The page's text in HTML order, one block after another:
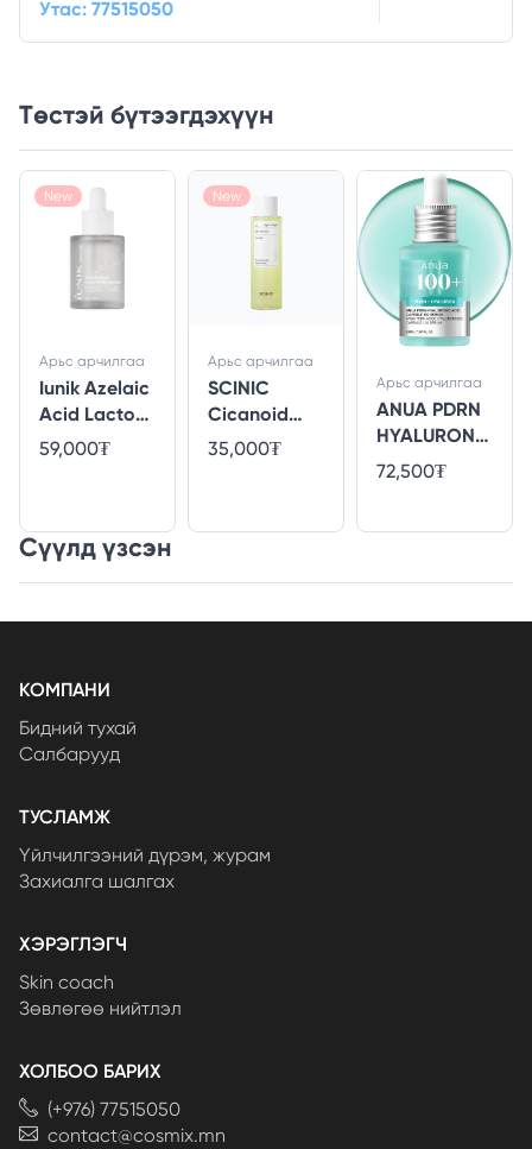
Утас: 77515050
Төстэй бүтээгдэхүүн
New
Iunik Azelaic
Acid Lacto
PDRN Serum
Арьс арчилгаа
59,000₮
New
SCINIC
Cicanoid
Toner
Арьс арчилгаа
35,000₮
ANUA PDRN
HYALURONI
C ACID
CAPSULE 100
Арьс арчилгаа
72,500₮
Сүүлд үзсэн
КОМПАНИ
Бидний тухай
Салбарууд
ТУСЛАМЖ
Үйлчилгээний дүрэм, журам
Захиалга шалгах
ХЭРЭГЛЭГЧ
Skin coach
Зөвлөгөө нийтлэл
ХОЛБОО БАРИХ
(+976) 77515050
contact@cosmix.mn